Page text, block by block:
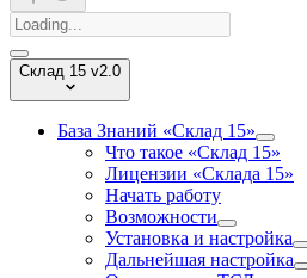
Склад 15 v2.0
База Знаний «Склад 15»
Что такое «Склад 15»
Лицензии «Склада 15»
Начать работу
Возможности
Установка и настройка
Дальнейшая настройка